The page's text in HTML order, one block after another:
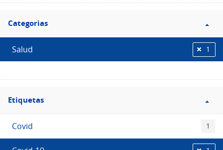
Filtro
Categorias
Categorias
Salud 1
Filtro
Etiquetas
Etiquetas
Covid 1